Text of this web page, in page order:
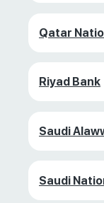
Qatar
Riyad Bank
Saudi
Saudi